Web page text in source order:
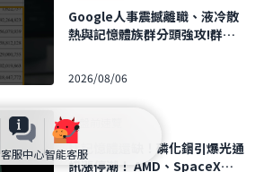
客服中心智能客服
Google人事震撼離職、液冷散
熱與記憶體族群分頭強攻!群聯
｜2026.08.06
2026/08/06
盤前速覽
比記憶體還缺！磷化銦引爆光通
訊漲停潮！ AMD、SpaceX財